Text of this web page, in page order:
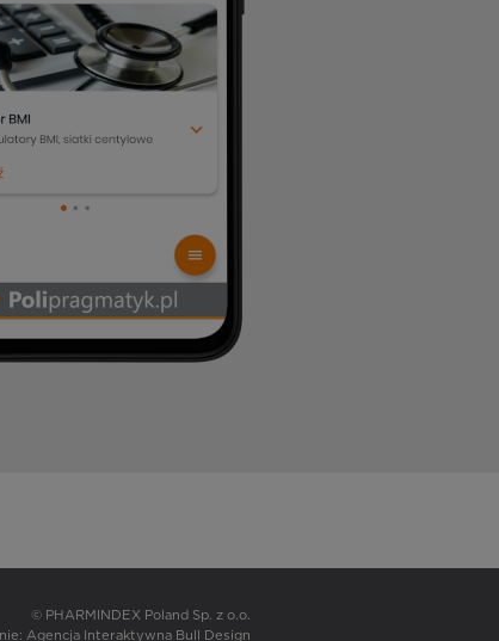
© PHARMINDEX Poland Sp. z o.o.
Agencja Interaktywna Bull Design